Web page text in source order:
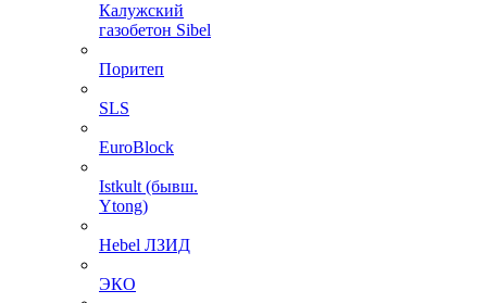
Калужский
газобетон Sibel
Поритеп
SLS
EuroBlock
Istkult (бывш.
Ytong)
Hebel ЛЗИД
ЭКО